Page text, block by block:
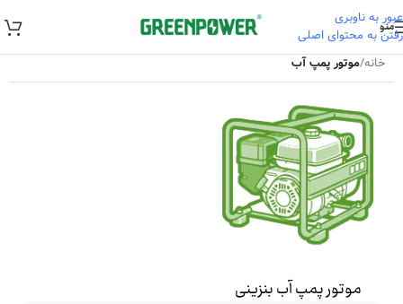
عبور به ناوبری
رفتن به محتوای اصلی
منو
خانه/موتور پمپ آب
موتور پمپ آب بنزینی